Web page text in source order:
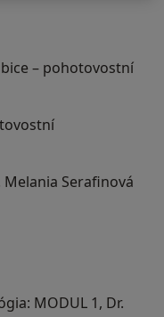
Clinic
– pohotovostní
Serafinová
MODUL 1, Dr.